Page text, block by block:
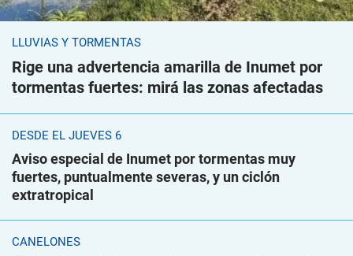
LLUVIAS Y TORMENTAS
Rige una advertencia amarilla de Inumet por
tormentas fuertes: mirá las zonas afectadas
DESDE EL JUEVES 6
Aviso especial de Inumet por tormentas muy
fuertes, puntualmente severas, y un ciclón
extratropical
CANELONES